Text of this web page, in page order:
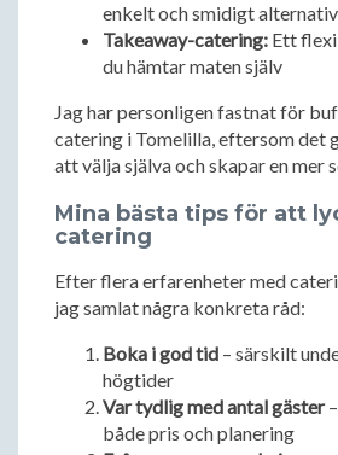
enkelt och smidigt alternativ
Takeaway-catering: Ett
du hämtar maten själv
Jag har personligen fastnat för
catering i Tomelilla, eftersom det
att välja själva och skapar en mer
Mina bästa tips för att
catering
Efter flera erfarenheter med
jag samlat några konkreta råd:
Boka i god tid – särskilt
högtider
Var tydlig med antal gäster
både pris och planering